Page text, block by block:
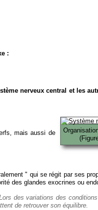
:
nerveux central et les
mais aussi de
" qui se régit par ses
des glandes exocrines ou
des variations des
de retrouver son équilibre.